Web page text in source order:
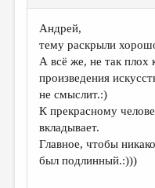
Андрей,
тему раскрыли
А всё же, не так плох
произведения
не смыслит.:)
К прекрасному
вкладывает.
Главное, чтобы
был подлинный.:)))